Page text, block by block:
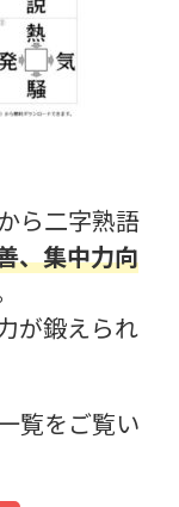
ら二字熟語
、集中力向
が鍛えられ
覧をご覧い